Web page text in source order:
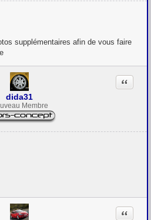
supplémentaires afin de vous faire
dida31
Membre
Citation
Citation